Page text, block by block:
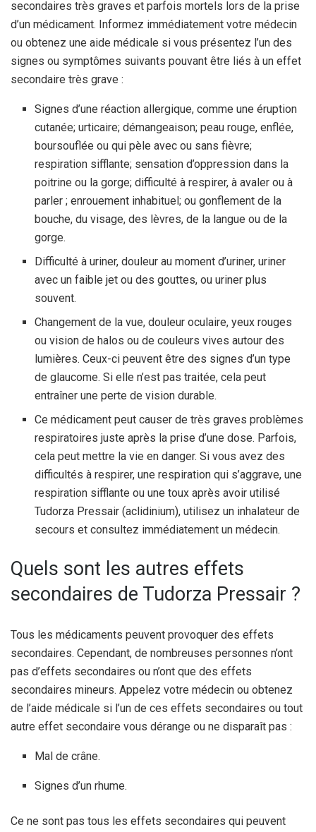
secondaires très graves et parfois mortels lors de la prise
d’un médicament. Informez immédiatement votre médecin
ou obtenez une aide médicale si vous présentez l’un des
signes ou symptômes suivants pouvant être liés à un effet
secondaire très grave :
Signes d’une réaction allergique, comme une éruption
cutanée; urticaire; démangeaison; peau rouge, enflée,
boursouflée ou qui pèle avec ou sans fièvre;
respiration sifflante; sensation d’oppression dans la
poitrine ou la gorge; difficulté à respirer, à avaler ou à
parler ; enrouement inhabituel; ou gonflement de la
bouche, du visage, des lèvres, de la langue ou de la
gorge.
Difficulté à uriner, douleur au moment d’uriner, uriner
avec un faible jet ou des gouttes, ou uriner plus
souvent.
Changement de la vue, douleur oculaire, yeux rouges
ou vision de halos ou de couleurs vives autour des
lumières. Ceux-ci peuvent être des signes d’un type
de glaucome. Si elle n’est pas traitée, cela peut
entraîner une perte de vision durable.
Ce médicament peut causer de très graves problèmes
respiratoires juste après la prise d’une dose. Parfois,
cela peut mettre la vie en danger. Si vous avez des
difficultés à respirer, une respiration qui s’aggrave, une
respiration sifflante ou une toux après avoir utilisé
Tudorza Pressair (aclidinium), utilisez un inhalateur de
secours et consultez immédiatement un médecin.
Quels sont les autres effets
secondaires de Tudorza Pressair ?
Tous les médicaments peuvent provoquer des effets
secondaires. Cependant, de nombreuses personnes n’ont
pas d’effets secondaires ou n’ont que des effets
secondaires mineurs. Appelez votre médecin ou obtenez
de l’aide médicale si l’un de ces effets secondaires ou tout
autre effet secondaire vous dérange ou ne disparaît pas :
Mal de crâne.
Signes d’un rhume.
Ce ne sont pas tous les effets secondaires qui peuvent